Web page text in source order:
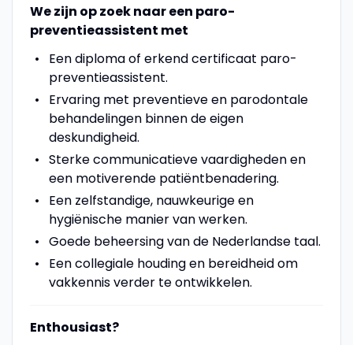
We zijn op zoek naar een paro-
preventieassistent met
Een diploma of erkend certificaat paro-
preventieassistent.
Ervaring met preventieve en parodontale
behandelingen binnen de eigen
deskundigheid.
Sterke communicatieve vaardigheden en
een motiverende patiëntbenadering.
Een zelfstandige, nauwkeurige en
hygiënische manier van werken.
Goede beheersing van de Nederlandse taal.
Een collegiale houding en bereidheid om
vakkennis verder te ontwikkelen.
Enthousiast?